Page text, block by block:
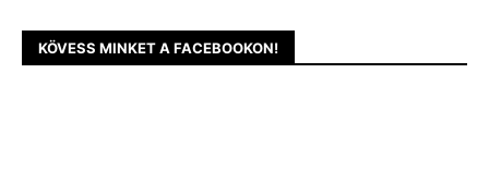
KÖVESS MINKET A FACEBOOKON!